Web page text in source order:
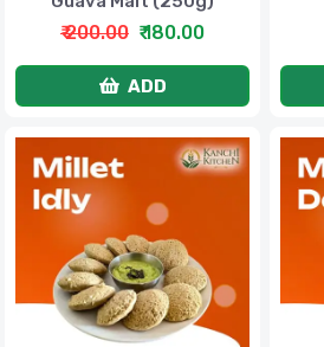
₹ 200.00 ₹ 180.00
ADD